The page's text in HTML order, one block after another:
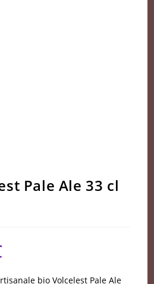
Pale Ale 33 cl
bio Volcelest Pale Ale